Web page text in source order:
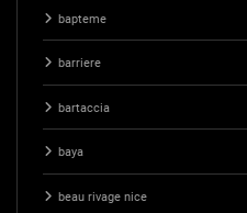
bapteme
barriere
bartaccia
baya
beau rivage nice